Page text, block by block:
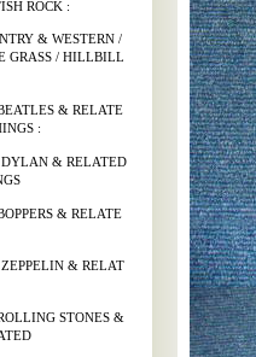
ROCK :
& WESTERN /
GRASS / HILLBILL
& RELATE
:
DYLAN & RELATED
& RELATE
& RELAT
STONES &